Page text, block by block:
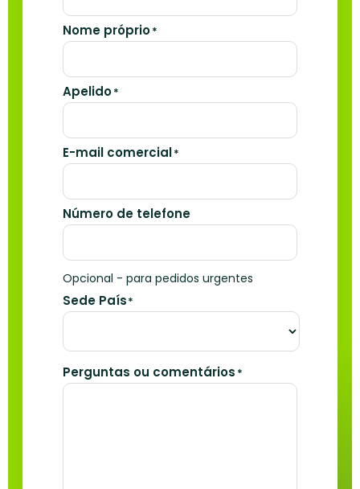
Nome próprio*
Apelido*
E-mail comercial*
Número de telefone
Opcional - para pedidos urgentes
Sede País*
Perguntas ou comentários *